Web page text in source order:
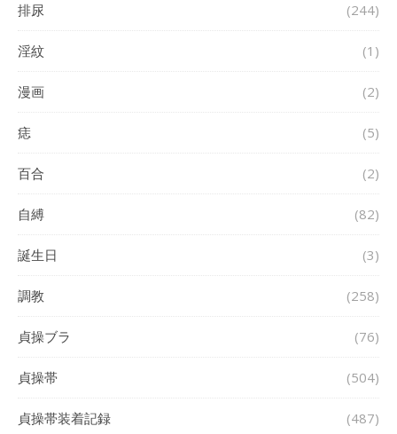
排尿 (244)
淫紋 (1)
漫画 (2)
痣 (5)
百合 (2)
自縛 (82)
誕生日 (3)
調教 (258)
貞操ブラ (76)
貞操帯 (504)
貞操帯装着記録 (487)